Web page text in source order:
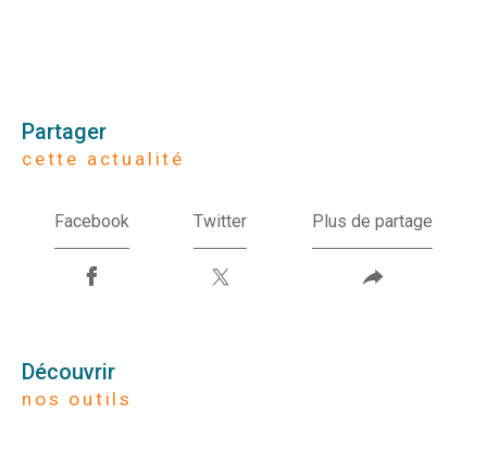
partager
cette actualité
Facebook Twitter Plus de partage
découvrir
nos outils